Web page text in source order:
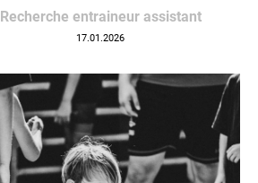
Recherche entraineur assistant
17.01.2026